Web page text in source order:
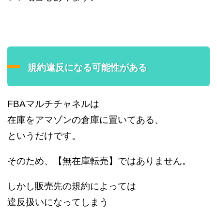
規約違反になる可能性がある
FBAマルチチャネルは
在庫をアマゾンの倉庫に置いてある、
というだけです。
そのため、【無在庫転売】ではありません。
しかし販売先の規約によっては
違反扱いになってしまう